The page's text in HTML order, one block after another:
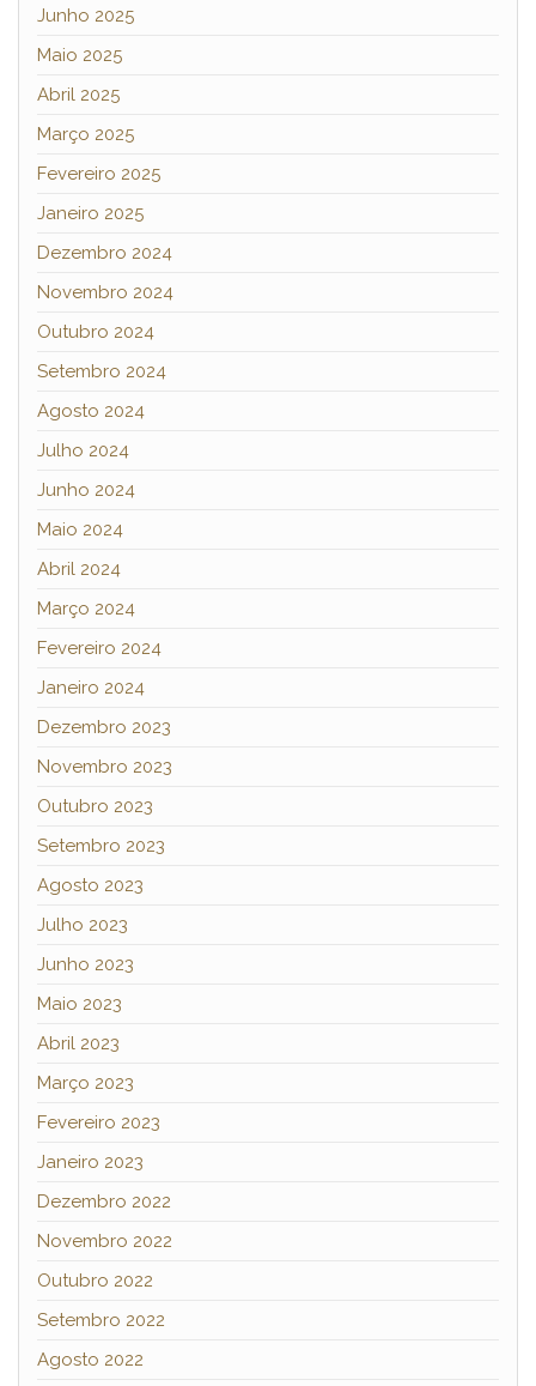
Junho 2025
Maio 2025
Abril 2025
Março 2025
Fevereiro 2025
Janeiro 2025
Dezembro 2024
Novembro 2024
Outubro 2024
Setembro 2024
Agosto 2024
Julho 2024
Junho 2024
Maio 2024
Abril 2024
Março 2024
Fevereiro 2024
Janeiro 2024
Dezembro 2023
Novembro 2023
Outubro 2023
Setembro 2023
Agosto 2023
Julho 2023
Junho 2023
Maio 2023
Abril 2023
Março 2023
Fevereiro 2023
Janeiro 2023
Dezembro 2022
Novembro 2022
Outubro 2022
Setembro 2022
Agosto 2022